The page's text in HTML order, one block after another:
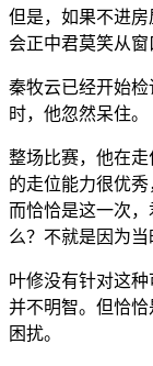
但是，如果不进
会正中君莫笑从窗
秦牧云已经开始
时，他忽然呆住。
整场比赛，他在
的走位能力很优秀
而恰恰是这一次
么？不就是因为当
叶修没有针对这
并不明智。但恰
困扰。